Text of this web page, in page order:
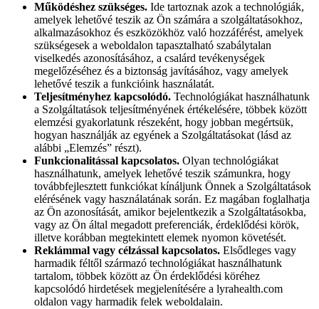
Működéshez szükséges. Ide tartoznak azok a technológiák,
amelyek lehetővé teszik az Ön számára a szolgáltatásokhoz,
alkalmazásokhoz és eszközökhöz való hozzáférést, amelyek
szükségesek a weboldalon tapasztalható szabálytalan
viselkedés azonosításához, a csalárd tevékenységek
megelőzéséhez és a biztonság javításához, vagy amelyek
lehetővé teszik a funkcióink használatát.
Teljesítményhez kapcsolódó. Technológiákat használhatunk
a Szolgáltatások teljesítményének értékelésére, többek között
elemzési gyakorlatunk részeként, hogy jobban megértsük,
hogyan használják az egyének a Szolgáltatásokat (lásd az
alábbi „Elemzés” részt).
Funkcionalitással kapcsolatos. Olyan technológiákat
használhatunk, amelyek lehetővé teszik számunkra, hogy
továbbfejlesztett funkciókat kínáljunk Önnek a Szolgáltatások
elérésének vagy használatának során. Ez magában foglalhatja
az Ön azonosítását, amikor bejelentkezik a Szolgáltatásokba,
vagy az Ön által megadott preferenciák, érdeklődési körök,
illetve korábban megtekintett elemek nyomon követését.
Reklámmal vagy célzással kapcsolatos. Elsődleges vagy
harmadik féltől származó technológiákat használhatunk
tartalom, többek között az Ön érdeklődési köréhez
kapcsolódó hirdetések megjelenítésére a lyrahealth.com
oldalon vagy harmadik felek weboldalain.